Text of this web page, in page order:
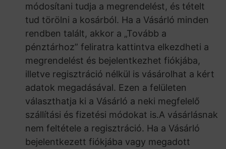
módosítani tudja a megrendelést, és tételt
tud törölni a kosárból. Ha a Vásárló minden
rendben talált, akkor a „Tovább a
pénztárhoz” feliratra kattintva elkezdheti a
megrendelést és bejelentkezhet fiókjába,
illetve regisztráció nélkül is vásárolhat a kért
adatok megadásával. Ezen a felületen
választhatja ki a Vásárló a neki megfelelő
szállítási és fizetési módokat is.A vásárlásnak
nem feltétele a regisztráció. Ha a Vásárló
bejelentkezett fiókjába vagy megadott